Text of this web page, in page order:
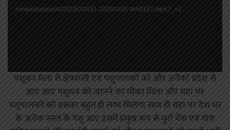
content/uploads/2022/03/VID-20220305-WA0187.mp4?_=1
पशुधन मेला से क्षेत्रवासी एवं पशुपालकों को और अनेकों प्रदेश से
आए आए पशुधन को जानने का मौका मिला और यहां पर
पशुपालकों को इसका बहुत ही लाभ मिलेगा साथ ही यहां पर देश भर
के अनेक नस्ल के पशु आए इसमें प्रमुख रूप से मुर्रा भैंस एवं गाय